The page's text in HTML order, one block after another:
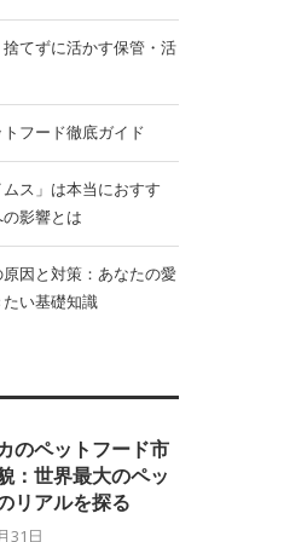
てずに活かす保管・活
フード徹底ガイド
ス」は本当におすす
影響とは
因と対策：あなたの愛
い基礎知識
のペットフード市
：世界最大のペッ
リアルを探る
31日